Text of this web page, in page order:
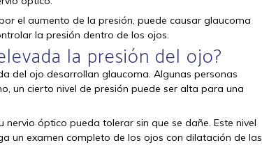
el aumento de la presión, puede causar glaucoma
la presión dentro de los ojos.
la presión del ojo?
del ojo desarrollan glaucoma. Algunas personas
un cierto nivel de presión puede ser alta para una
óptico pueda tolerar sin que se dañe. Este nivel
un examen completo de los ojos con dilatación de las